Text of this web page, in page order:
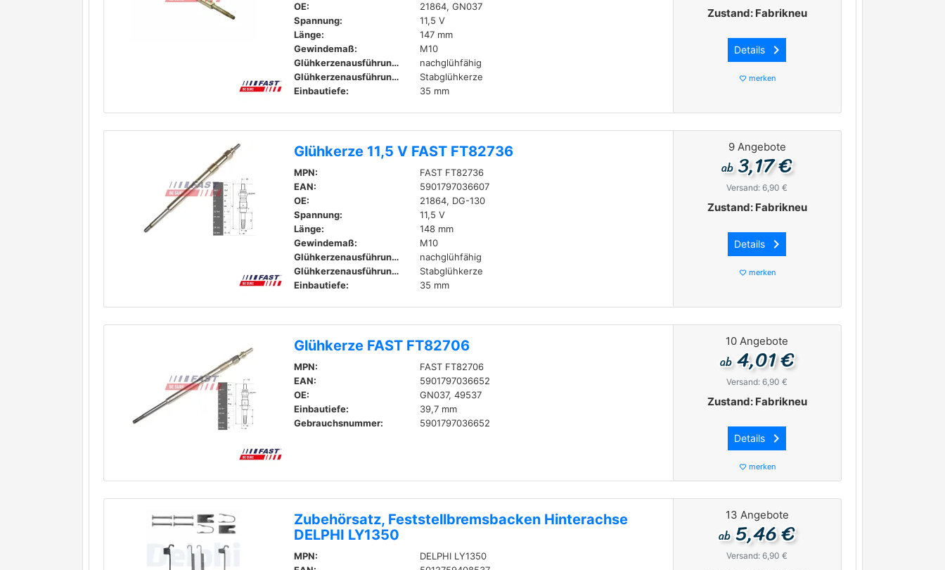
OE:
21864, GN037
Spannung:
11,5 V
Länge:
147 mm
Gewindemaß:
M10
Glühkerzenausführung:
nachglühfähig
Glühkerzenausführung:
Stabglühkerze
Einbautiefe:
35 mm
Zustand: Fabrikneu
Details keyboard_arrow_right
favorite_border merken
Glühkerze 11,5 V FAST FT82736
MPN:
FAST FT82736
EAN:
5901797036607
OE:
21864, DG-130
Spannung:
11,5 V
Länge:
148 mm
Gewindemaß:
M10
Glühkerzenausführung:
nachglühfähig
Glühkerzenausführung:
Stabglühkerze
Einbautiefe:
35 mm
9 Angebote
ab3,17 €
Versand: 6,90 €
Zustand: Fabrikneu
Details keyboard_arrow_right
favorite_border merken
Glühkerze FAST FT82706
MPN:
FAST FT82706
EAN:
5901797036652
OE:
GN037, 49537
Einbautiefe:
39,7 mm
Gebrauchsnummer:
5901797036652
10 Angebote
ab4,01 €
Versand: 6,90 €
Zustand: Fabrikneu
Details keyboard_arrow_right
favorite_border merken
Zubehörsatz, Feststellbremsbacken Hinterachse
DELPHI LY1350
MPN:
DELPHI LY1350
13 Angebote
ab5,46 €
Versand: 6,90 €